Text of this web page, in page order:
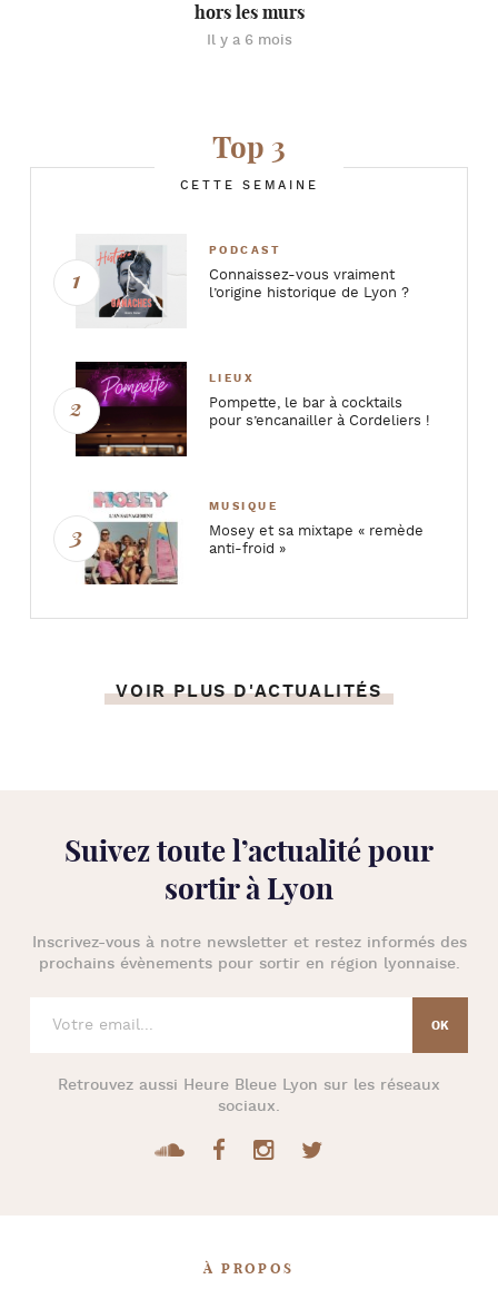
hors les murs
Il y a 6 mois
Top 3
CETTE SEMAINE
PODCAST
Connaissez-vous vraiment
l’origine historique de Lyon ?
LIEUX
Pompette, le bar à cocktails
pour s’encanailler à Cordeliers !
MUSIQUE
Mosey et sa mixtape « remède
anti-froid »
VOIR PLUS D'ACTUALITÉS
Suivez toute l’actualité pour
sortir à Lyon
Inscrivez-vous à notre newsletter et restez informés des
prochains évènements pour sortir en région lyonnaise.
Retrouvez aussi Heure Bleue Lyon sur les réseaux
sociaux.
À PROPOS